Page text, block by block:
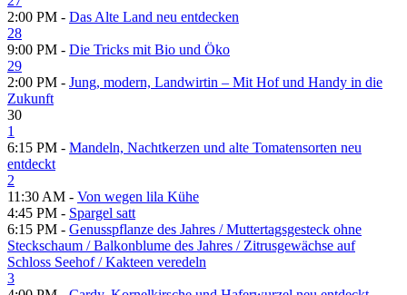
2:00 PM - Das Alte Land neu entdecken
28
9:00 PM - Die Tricks mit Bio und Öko
29
2:00 PM - Jung, modern, Landwirtin – Mit Hof und Handy in die
Zukunft
30
1
6:15 PM - Mandeln, Nachtkerzen und alte Tomatensorten neu
entdeckt
2
11:30 AM - Von wegen lila Kühe
4:45 PM - Spargel satt
6:15 PM - Genusspflanze des Jahres /​ Muttertagsgesteck ohne
Steckschaum /​ Balkonblume des Jahres /​ Zitrusgewächse auf
Schloss Seehof /​ Kakteen veredeln
3